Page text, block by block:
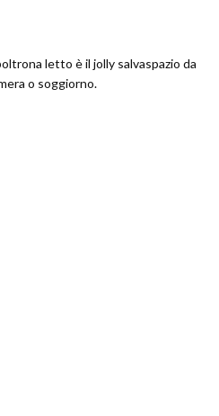
letto è il jolly salvaspazio da
o soggiorno.